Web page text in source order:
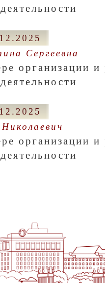
Сергеевна
организации
организации